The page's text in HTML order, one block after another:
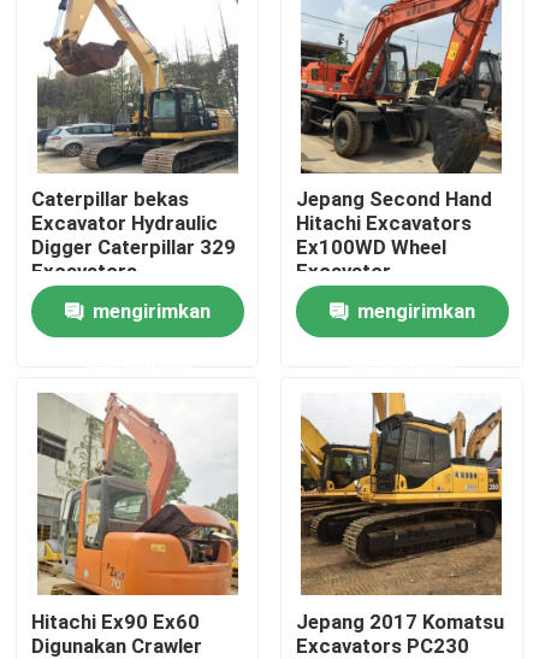
Produk
Video
Tentang kami
Tur Pabrik
Kontrol kualitas
Hubungi kami
Permintaan Penawaran
Dump Truck Bekas
Truk Tipper Bekas
Caterpillar bekas
Excavator Hydraulic
Digger Caterpillar 329
Excavators
mengirimkan
Jepang Second Hand
Hitachi Excavators
Ex100WD Wheel
Excavator
mengirimkan
Hitachi Ex90 Ex60
Digunakan Crawler
Jepang 2017 Komatsu
Excavators PC230